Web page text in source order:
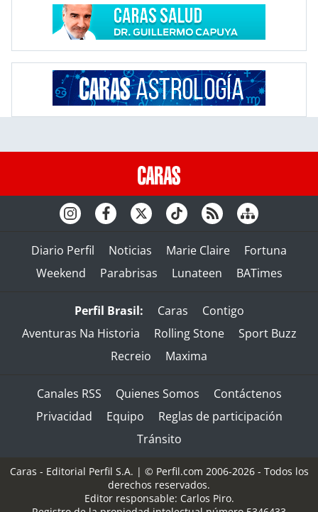
Diario Perfil Noticias Marie Claire
Fortuna
Weekend
Parabrisas Lunateen BATimes
Perfil Brasil: Caras
Contigo
Aventuras Na Historia
Rolling Stone
Sport Buzz
Recreio
Maxima
Canales RSS Quienes Somos
Contáctenos
Privacidad
Equipo
Reglas de participación
Tránsito
Caras - Editorial Perfil S.A. | © Perfil.com 2006-2026 - Todos los
derechos reservados.
Editor responsable: Carlos Piro.